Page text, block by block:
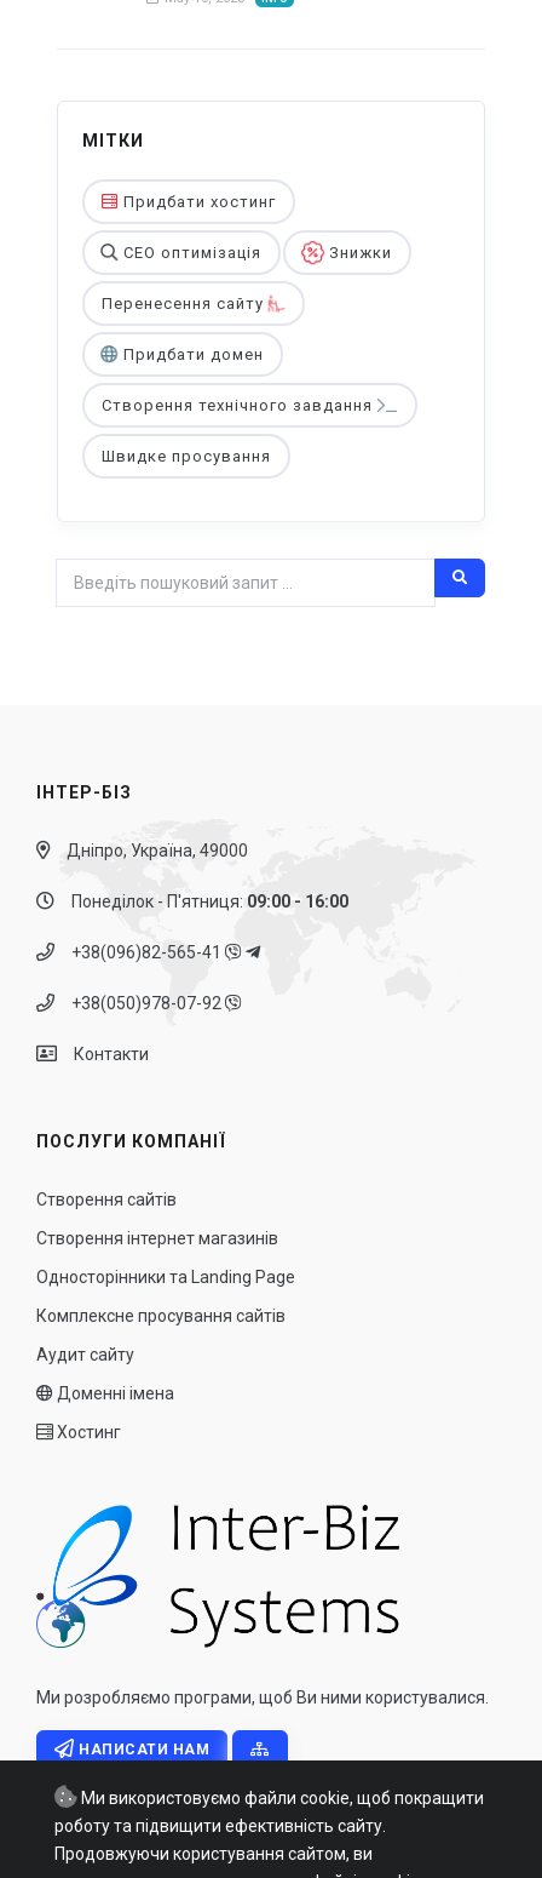
МІТКИ
Придбати хостинг
СЕО оптимізація Знижки
Перенесення сайту
Придбати домен
Створення технічного завдання
Швидке просування
ІНТЕР-БІЗ
Дніпро, Україна, 49000
Понеділок - П'ятниця: 09:00 - 16:00
+38(096)82-565-41
+38(050)978-07-92
Контакти
ПОСЛУГИ КОМПАНІЇ
Створення сайтів
Створення інтернет магазинів
Односторінники та Landing Page
Комплексне просування сайтів
Аудит сайту
Доменні імена
Хостинг
Ми розробляємо програми, щоб Ви ними користувалися.
НАПИСАТИ НАМ
Ми використовуємо файли cookie, щоб покращити
роботу та підвищити ефективність сайту.
Продовжуючи користування сайтом, ви